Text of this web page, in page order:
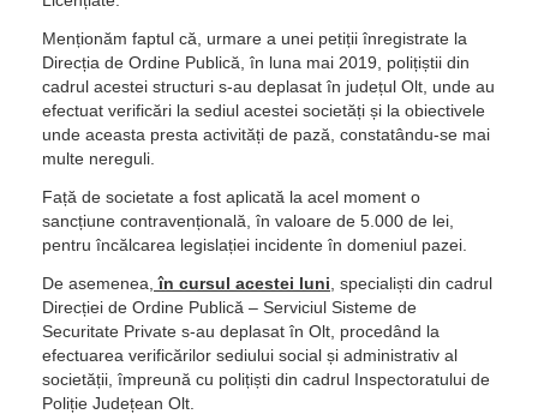
Menționăm faptul că, urmare a unei petiții înregistrate la
Direcția de Ordine Publică, în luna mai 2019, polițiștii din
cadrul acestei structuri s-au deplasat în județul Olt, unde au
efectuat verificări la sediul acestei societăți și la obiectivele
unde aceasta presta activități de pază, constatându-se mai
multe nereguli.
Față de societate a fost aplicată la acel moment o
sancțiune contravențională, în valoare de 5.000 de lei,
pentru încălcarea legislației incidente în domeniul pazei.
De asemenea, în cursul acestei luni , specialiști din cadrul
Direcției de Ordine Publică – Serviciul Sisteme de
Securitate Private s-au deplasat în Olt, procedând la
efectuarea verificărilor sediului social și administrativ al
societății, împreună cu polițiști din cadrul Inspectoratului de
Poliție Județean Olt.